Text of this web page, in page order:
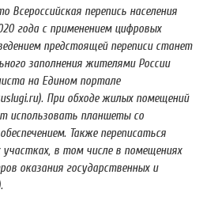
перепись населения
года с применением цифровых
предстоящей переписи станет
заполнения жителями России
на Едином портале
При обходе жилых помещений
использовать планшеты со
Также переписаться
в том числе в помещениях
оказания государственных и